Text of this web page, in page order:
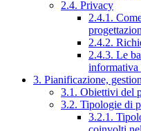
2.4. Privacy
2.4.1.
2.4.2.
2.4.3. Le
3. Pianificazione,
3.1. Obiettivi del
3.2. Tipologie di
3.2.1.